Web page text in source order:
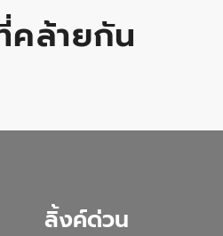
คล้ายกัน
ลิ้งค์ด่วน